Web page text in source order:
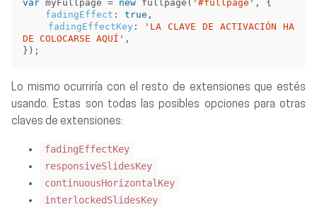
var myFullpage = new fullpage ( ' #fullpage ' ,
{
fadingEffect : true ,
fadingEffectKey : ' LA CLAVE DE ACTIVACIÓN HA
DE COLOCARSE AQUÍ ' ,
});
Lo mismo ocurriría con el resto de extensiones que estés
usando. Estas son todas las posibles opciones para otras
claves de extensiones:
fadingEffectKey
responsiveSlidesKey
continuousHorizontalKey
interlockedSlidesKey